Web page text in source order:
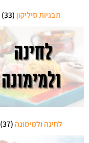
תבניות סיליקון (33)
לחינה ולמימונה(37)